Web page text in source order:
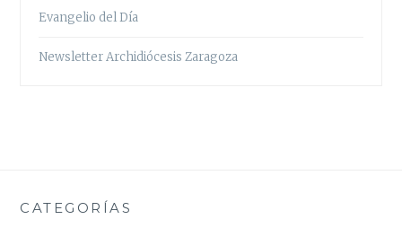
Evangelio del Día
Newsletter Archidiócesis Zaragoza
CATEGORÍAS